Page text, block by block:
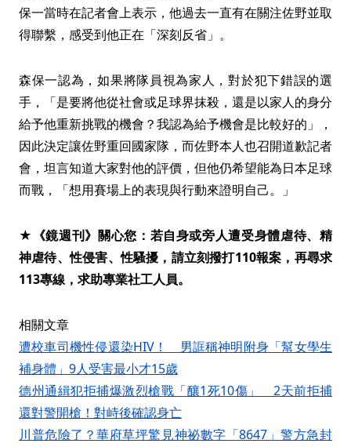
保一當時在記者會上表示，他過去一直有在關注佐野並取
得聯繫，感受到他正在「深刻反省」。
森保一認為，如果將隊員視為家人，對於犯下錯誤的選
手，「是要將他從社會或足球界抹殺，還是以家人的身分
給予他重新挑戰的機會？我認為給予機會是比較好的」，
因此決定讓佐野重回國家隊，而佐野本人也召開道歉記者
會，坦言知道大家對他的評價，但他仍希望能為日本足球
而戰，「想用賽場上的表現與行動來證明自己。」
★《鏡週刊》關心您：若自身或旁人遭受身體虐待、精
神虐待、性侵害、性騷擾，請立刻撥打110報案，再尋求
113專線，求助專業社工人員。
相關文章
遭校車司機性侵還染HIV！ 男誆稱神明附身「幫女學生
補身體」9人受害最小才15歲
德州通緝犯拒捕爆激烈槍戰「釀1死10傷」 2天前拒捕
還對警開槍！對峙後確認身亡
川普危險了？華府草坪驚見神祕數字「8647」警方急封